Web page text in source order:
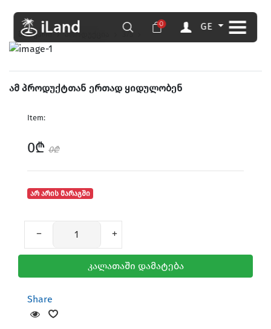
0 GE
მთავარი პროდუქცია 375
ამ პროდუქტთან ერთად ყიდულობენ
Item:
0₾ 0₾
არ არის მარაგში
კალათაში დამატება
Share